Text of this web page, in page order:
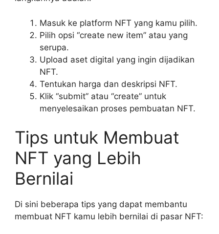
Masuk ke platform NFT yang kamu pilih.
Pilih opsi “create new item” atau yang
serupa.
Upload aset digital yang ingin dijadikan
NFT.
Tentukan harga dan deskripsi NFT.
Klik “submit” atau “create” untuk
menyelesaikan proses pembuatan NFT.
Tips untuk Membuat
NFT yang Lebih
Bernilai
Di sini beberapa tips yang dapat membantu
membuat NFT kamu lebih bernilai di pasar NFT: